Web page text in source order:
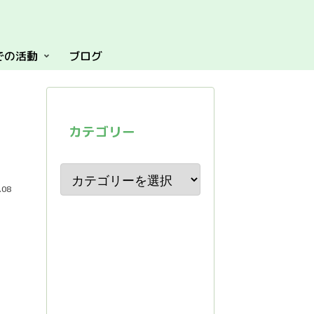
の活動 ブログ
カテゴリー